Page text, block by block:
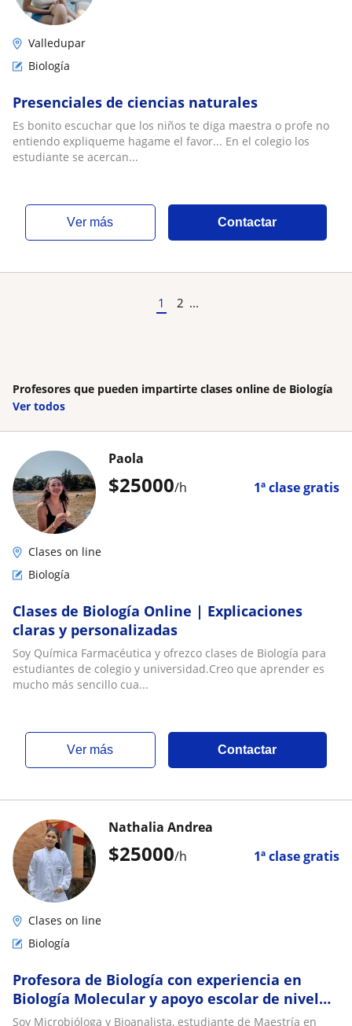
Valledupar
Biología
Presenciales de ciencias naturales
Es bonito escuchar que los niños te diga maestra o profe no
entiendo expliqueme hagame el favor... En el colegio los
estudiante se acercan...
ver más Contactar
1 2 ...
Profesores que pueden impartirte clases online de Biología
Ver todos
$25000/h 1ª clase gratis
Paola
Clases on line
Biología
Clases de Biología Online | Explicaciones
claras y personalizadas
Soy Química Farmacéutica y ofrezco clases de Biología para
estudiantes de colegio y universidad.Creo que aprender es
mucho más sencillo cua...
ver más Contactar
$25000/h 1ª clase gratis
Nathalia Andrea
Clases on line
Biología
Profesora de Biología con experiencia en
Biología Molecular y apoyo escolar de nivel
primaria, bachillerato y universitario
Soy Microbióloga y Bioanalista, estudiante de Maestría en